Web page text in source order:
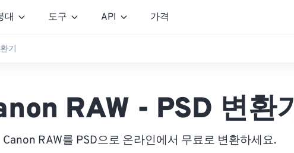
대 도구 API 가격
기
RAW - PSD 변환기
Canon RAW를 PSD으로 온라인에서 무료로 변환하세요.